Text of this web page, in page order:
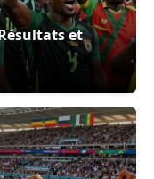
et